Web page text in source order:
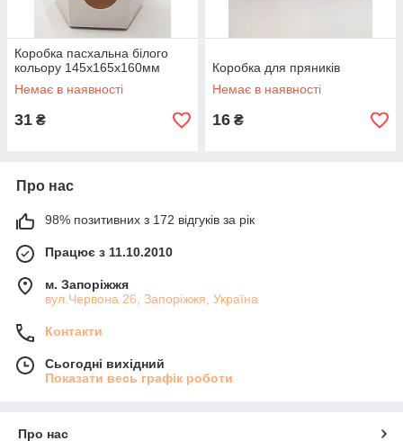
Коробка пасхальна білого
кольору 145х165х160мм
Немає в наявності
31 ₴
Коробка для пряників
Немає в наявності
16 ₴
Про нас
98% позитивних з 172 відгуків за рік
Працює з 11.10.2010
м. Запоріжжя
вул.Червона 26, Запоріжжя, Україна
Контакти
Сьогодні вихідний
Показати весь графік роботи
Про нас